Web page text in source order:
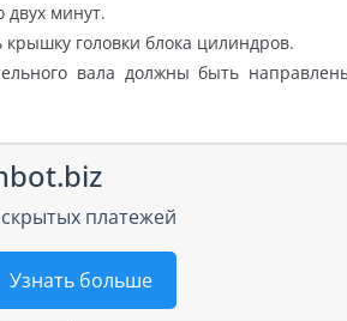
минут.
головки блока цилиндров.
вала должны быть
платежей
Узнать больше